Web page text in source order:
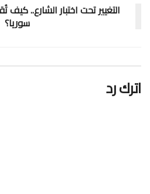
التغيير تحت اختبار الشارع.. كيف
سوريا؟
اترك رد